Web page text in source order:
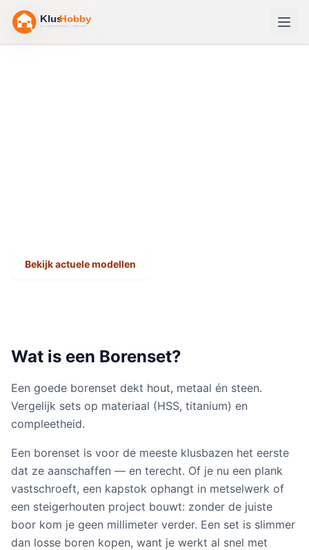
Bekijk actuele modellen
Wat is een Borenset?
Een goede borenset dekt hout, metaal én steen.
Vergelijk sets op materiaal (HSS, titanium) en
compleetheid.
Een borenset is voor de meeste klusbazen het eerste
dat ze aanschaffen — en terecht. Of je nu een plank
vastschroeft, een kapstok ophangt in metselwerk of
een steigerhouten project bouwt: zonder de juiste
boor kom je geen millimeter verder. Een set is slimmer
dan losse boren kopen, want je werkt al snel met